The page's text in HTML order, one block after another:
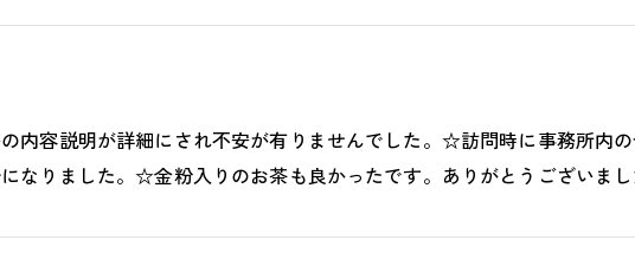
内容説明が詳細にされ不安が有りませんでした。☆訪問時に事務所内の
なりました。☆金粉入りのお茶も良かったです。ありがとうございまし